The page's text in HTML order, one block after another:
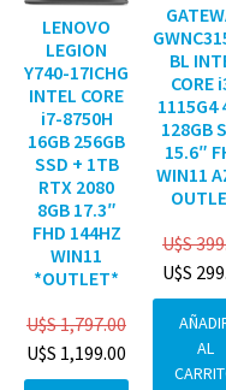
LENOVO
LEGION
Y740-17ICHG
INTEL CORE
i7-8750H
16GB 256GB
SSD + 1TB
RTX 2080
8GB 17.3″
FHD 144HZ
WIN11
*OUTLET*
U$S1,797.00
U$S 1,199.00
BL
CORE
1115G4
128GB
15.6″
WIN11
U$S
U$S
AL